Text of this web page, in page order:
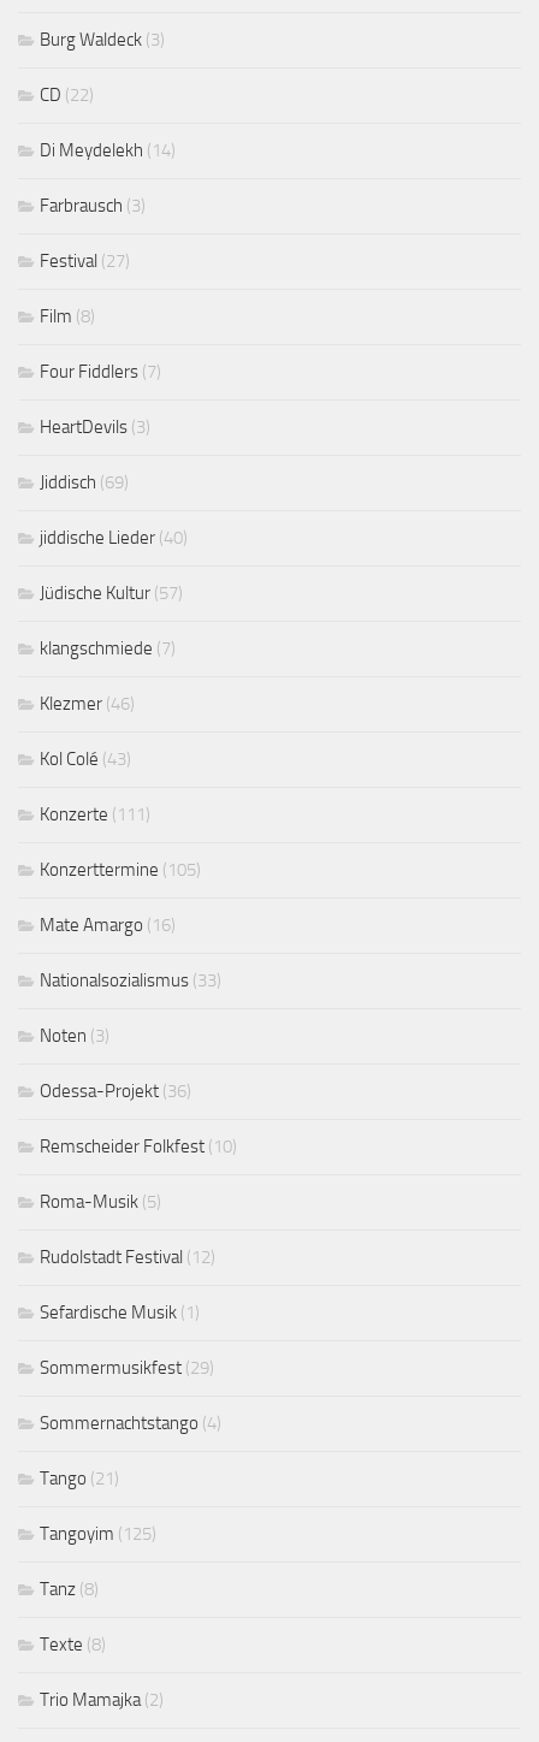
Burg Waldeck (3)
CD (22)
Di Meydelekh (14)
Farbrausch (3)
Festival (27)
Film (8)
Four Fiddlers (7)
HeartDevils (3)
Jiddisch (69)
jiddische Lieder (40)
Jüdische Kultur (57)
klangschmiede (7)
Klezmer (46)
Kol Colé (43)
Konzerte (111)
Konzerttermine (105)
Mate Amargo (16)
Nationalsozialismus (33)
Noten (3)
Odessa-Projekt (36)
Remscheider Folkfest (10)
Roma-Musik (5)
Rudolstadt Festival (12)
Sefardische Musik (1)
Sommermusikfest (29)
Sommernachtstango (4)
Tango (21)
Tangoyim (125)
Tanz (8)
Texte (8)
Trio Mamajka(2)